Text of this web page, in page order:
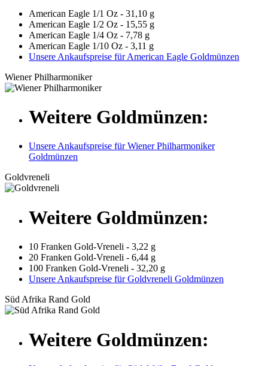
American Eagle 1/1 Oz - 31,10 g
American Eagle 1/2 Oz - 15,55 g
American Eagle 1/4 Oz - 7,78 g
American Eagle 1/10 Oz - 3,11 g
Unsere Ankaufspreise für American Eagle Goldmünzen
Wiener Philharmoniker
Weitere Goldmünzen:
Unsere Ankaufspreise für Wiener Philharmoniker
Goldmünzen
Goldvreneli
Weitere Goldmünzen:
10 Franken Gold-Vreneli - 3,22 g
20 Franken Gold-Vreneli - 6,44 g
100 Franken Gold-Vreneli - 32,20 g
Unsere Ankaufspreise für Goldvreneli Goldmünzen
Süd Afrika Rand Gold
Weitere Goldmünzen: